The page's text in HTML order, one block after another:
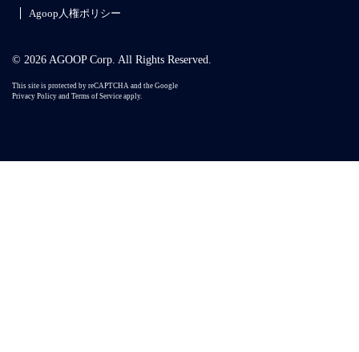
Agoop人権ポリシー
© 2026 AGOOP Corp. All Rights Reserved.
This site is protected by reCAPTCHA and the Google
Privacy Policy and Terms of Service apply.